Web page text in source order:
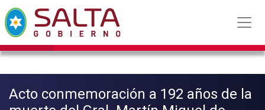
Acto conmemoración a 192 años de la